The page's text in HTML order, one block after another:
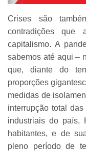
Crises são
contradições que
capitalismo. A
sabemos até aqui –
que, diante do
proporções
medidas de
interrupção total
industriais do país,
habitantes, e de
pleno período de